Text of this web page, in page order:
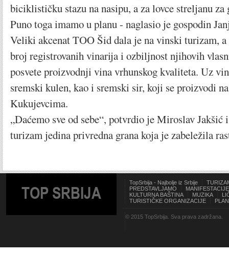
biciklističku stazu na nasipu, a za lovce streljanu za
Puno toga imamo u planu - naglasio je gospodin
Veliki akcenat TOO Šid dala je na vinski turizam, a
broj registrovanih vinarija i ozbiljnost njihovih
posvete proizvodnji vina vrhunskog kvaliteta. Uz
sremski kulen, kao i sremski sir, koji se proizvodi
Kukujevcima.
„Daćemo sve od sebe“, potvrdio je Miroslav Jakšić
turizam jedina privredna grana koja je zabeležila
TOP SRBIJA
TopSrbija - Najbolje iz Srbije
PREDSTAVLJAMO
MANIFESTACIJE
KULTURNA BAŠTINA
MUZIKA
TURISTIČKE ORGANIZACIJE
© 2015 TopSrbija. Sva prava zadržana.